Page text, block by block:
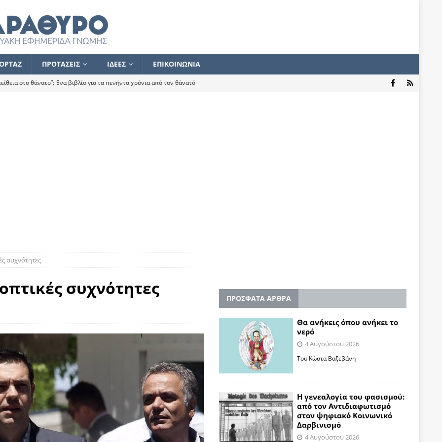
ΠΡΟΤΑΣΕΙΣ ΙΔΕΕΣ ΕΠΙΚΟΙΝΩΝΙΑ
στο θάνατο”: Ένα βιβλίο για τα πενήντα χρόνια από τον θάνατό
βάζει τα χέρια της και βγάζει τα μάτια της
ΗΠΑ-Σαουδικής Αραβίας
το Σχέδιο Άτσεσον
ΑΠΟΨΕΙΣ
ΑΠΟΨΕΙΣ
ΠΡΟΒΟΛΕΣ
Πώς ένας αποτυχημένος κοινοβουλευτικός έγινε
και δεν εκβιάζεται
ΠΑΡΕΜΒΑΣΕΙΣ
δεύτερης θέσης είναι (πολύ) ανοιχτή ακόμη. Προς αναμέτρηση
συχνότητες
συχνότητες ΠΡΟΣΦΑΤΑ ΑΡΘΡΑ
Θα ανήκεις όπου ανήκει το
νερό
4 Αυγούστου 2026
Του Κώστα Βαξεβάνη
Η γενεαλογία του φασισμού:
από τον Αντιδιαφωτισμό
στον ψηφιακό Κοινωνικό
Δαρβινισμό
4 Αυγούστου 2026